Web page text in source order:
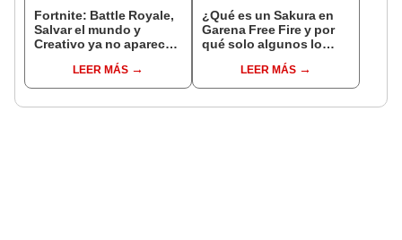
Fortnite: Battle Royale,
Salvar el mundo y
Creativo ya no aparecen
selecciónLEER MÁS
¿Qué es un Sakura en
Garena Free Fire y por
qué solo algunos lo
LEER MÁS